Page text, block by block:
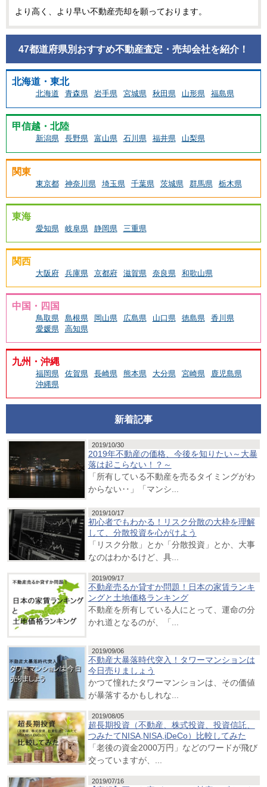
より高く、より早い不動産売却を願っております。
47都道府県別おすすめ不動産査定・売却会社を紹介！
北海道・東北
北海道 青森県 岩手県 宮城県 秋田県 山形県 福島県
甲信越・北陸
新潟県 長野県 富山県 石川県 福井県 山梨県
関東
東京都 神奈川県 埼玉県 千葉県 茨城県 群馬県 栃木県
東海
愛知県 岐阜県 静岡県 三重県
関西
大阪府 兵庫県 京都府 滋賀県 奈良県 和歌山県
中国・四国
鳥取県 島根県 岡山県 広島県 山口県 徳島県
香川県
愛媛県
高知県
九州・沖縄
福岡県 佐賀県 長崎県 熊本県 大分県 宮崎県
鹿児島県
沖縄県
新着記事
2019/10/30
2019年不動産の価格、今後を知りたい～大暴
落は起こらない！？～
「所有している不動産を売るタイミングがわ
からない‥」「マンシ...
2019/10/17
初心者でもわかる！リスク分散の大枠を理解
して、分散投資を心がけよう
「リスク分散」とか「分散投資」とか、大事
なのはわかるけど、具...
2019/09/17
不動産売るか貸すか問題！日本の家賃ランキ
ングと土地価格ランキング
不動産を所有している人にとって、運命の分
かれ道となるのが、「...
2019/09/06
不動産大暴落時代突入！タワーマンションは
今日売りましょう
かつて憧れたタワーマンションは、その価値
が暴落するかもしれな...
2019/08/05
超長期投資（不動産、株式投資、投資信託、
つみたてNISA,NISA,iDeCo）比較してみた
「老後の資金2000万円」などのワードが飛び
交っていますが、...
2019/07/16